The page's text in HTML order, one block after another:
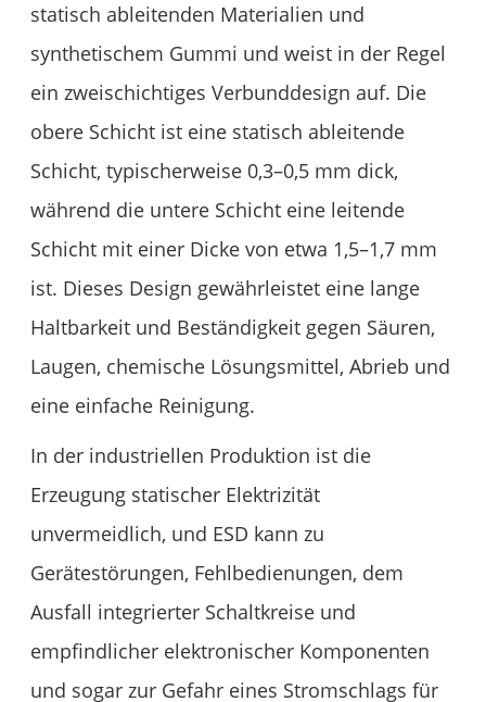
statisch ableitenden Materialien und
synthetischem Gummi und weist in der Regel
ein zweischichtiges Verbunddesign auf. Die
obere Schicht ist eine statisch ableitende
Schicht, typischerweise 0,3–0,5 mm dick,
während die untere Schicht eine leitende
Schicht mit einer Dicke von etwa 1,5–1,7 mm
ist. Dieses Design gewährleistet eine lange
Haltbarkeit und Beständigkeit gegen Säuren,
Laugen, chemische Lösungsmittel, Abrieb und
eine einfache Reinigung.
In der industriellen Produktion ist die
Erzeugung statischer Elektrizität
unvermeidlich, und ESD kann zu
Gerätestörungen, Fehlbedienungen, dem
Ausfall integrierter Schaltkreise und
empfindlicher elektronischer Komponenten
und sogar zur Gefahr eines Stromschlags für